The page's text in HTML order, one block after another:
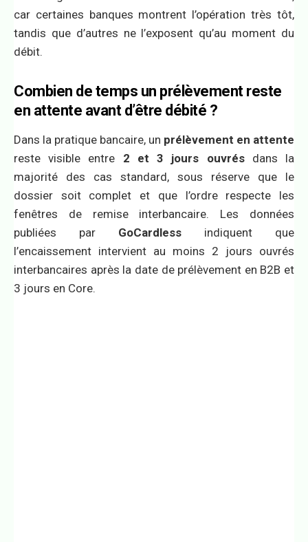
car certaines banques montrent l’opération très tôt,
tandis que d’autres ne l’exposent qu’au moment du
débit.
Combien de temps un prélèvement reste
en attente avant d’être débité ?
Dans la pratique bancaire, un prélèvement en attente
reste visible entre 2 et 3 jours ouvrésdans la
majorité des cas standard, sous réserve que le
dossier soit complet et que l’ordre respecte les
fenêtres de remise interbancaire. Les données
publiées par GoCardless indiquent que
l’encaissement intervient au moins 2 jours ouvrés
interbancaires après la date de prélèvement en B2B et
3 jours en Core.